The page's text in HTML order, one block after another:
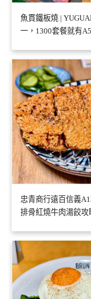
魚貫鐵板燒 |
一，1300套餐就有
忠青商行遠百信義
排骨紅燒牛肉湯餃攻